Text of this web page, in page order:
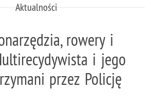
Aktualności
rowery i
i jego
przez Policję